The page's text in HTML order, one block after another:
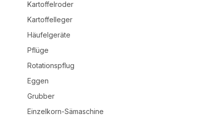
Kartoffelroder
Kartoffelleger
Häufelgeräte
Pflüge
Rotationspflug
Eggen
Grubber
Einzelkorn-Sämaschine